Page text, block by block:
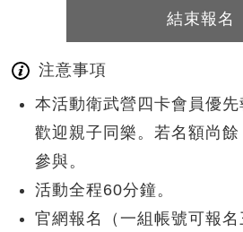
結束報名
注意事項
本活動衛武營四卡會員優先
歡迎親子同樂。若名額尚
參與。
活動全程60分鐘。
官網報名（一組帳號可報